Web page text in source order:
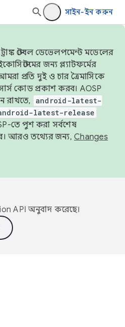
সাইন-ইন করুন
স্টেবল ডেভেলপমেন্ট মডেলের
জন্য প্ল্যাটফর্মের
প্রতি দুই ও চার ত্রৈমাসিকে
কোড প্রকাশ করব। AOSP
রাখতে,
android-latest-
latest-release
তে পুশ করা সর্বশেষ
আরও তথ্যের জন্য, Changes
API অনুবাদ করেছে।